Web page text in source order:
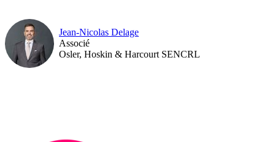
Jean-Nicolas Delage
Associé
Osler, Hoskin & Harcourt SENCRL